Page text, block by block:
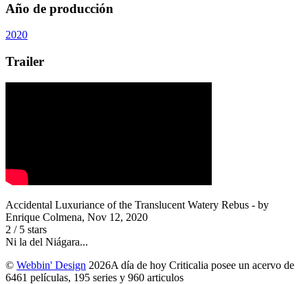
Año de producción
2020
Trailer
Accidental Luxuriance of the Translucent Watery Rebus - by
Enrique Colmena, Nov 12, 2020
2 / 5 stars
Ni la del Niágara...
© Webbin' Design 2026A día de hoy Criticalia posee un acervo de
6461 películas, 195 series y 960 articulos